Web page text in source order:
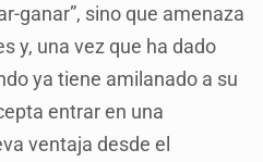
ganar”, sino que amenaza
y, una vez que ha dado
ya tiene amilanado a su
entrar en una
ventaja desde el